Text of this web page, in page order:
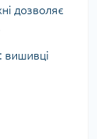
дозволяє
вишивці